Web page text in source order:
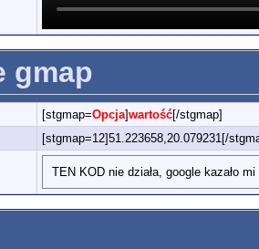
gmap
[stgmap=Opcja]wartość[/stgmap]
[stgmap=12]51.223658,20.079231[/
TEN KOD nie działa, google kazało